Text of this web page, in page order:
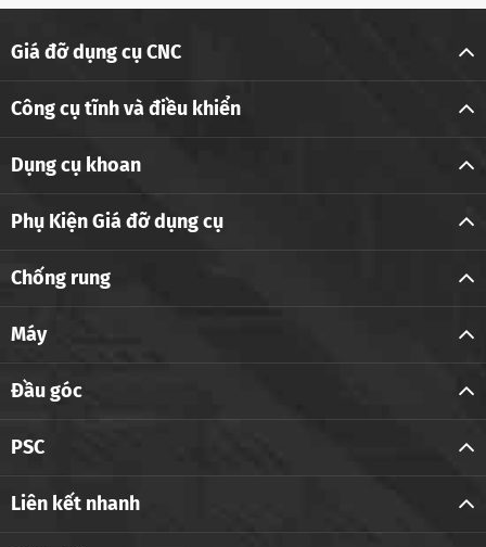
Giá đỡ dụng cụ CNC
Công cụ tĩnh và điều khiển
Dụng cụ khoan
Phụ Kiện Giá đỡ dụng cụ
Chống rung
Máy
Đầu góc
PSC
Liên kết nhanh